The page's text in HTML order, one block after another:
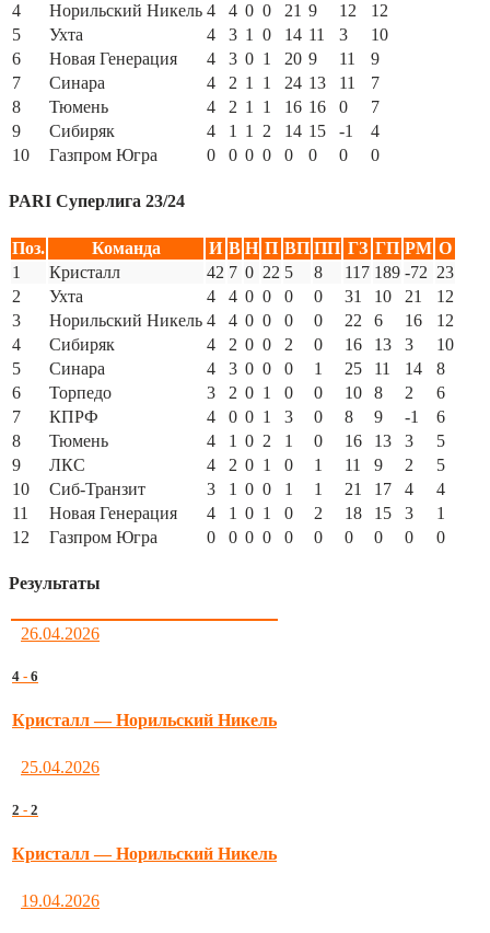
4
Норильский Никель 4 4 0 0 21 9 12
12
5
Ухта 4 3 1 0 14 11 3
10
6
Новая Генерация 4 3 0 1 20 9 11
9
7
Синара 4 2 1 1 24 13 11
7
8
Тюмень 4 2 1 1 16 16 0
7
9
Сибиряк 4 1 1 2 14 15 -1
4
10
Газпром Югра 0 0 0 0 0 0 0 0
PARI Суперлига 23/24
Поз. Команда И В Н П ВП ПП ГЗ ГП РМ О
1
Кристалл 42 7 0 22 5 8 117 189 -72 23
2
Ухта 4 4 0 0 0 0 31 10 21
12
3
Норильский Никель 4 4 0 0 0 0 22 6 16
12
4
Сибиряк 4 2 0 0 2 0 16 13 3
10
5
Синара 4 3 0 0 0 1 25 11 14
8
6
Торпедо 3 2 0 1 0 0 10 8 2
6
7
КПРФ 4 0 0 1 3 0 8 9 -1
6
8
Тюмень 4 1 0 2 1 0 16 13 3
5
9
ЛКС 4 2 0 1 0 1 11 9 2
5
10
Сиб-Транзит 3 1 0 0 1 1 21 17 4
4
11
Новая Генерация 4 1 0 1 0 2 18 15 3
1
12
Газпром Югра 0 0 0 0 0 0 0 0 0 0
Результаты
26.04.2026
4 - 6
Кристалл — Норильский Никель
25.04.2026
2 - 2
Кристалл — Норильский Никель
19.04.2026